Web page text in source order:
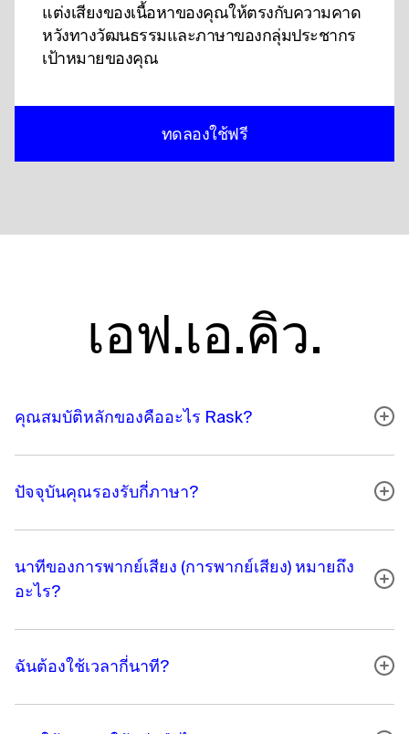
แต่งเสียงของเนื้อหาของคุณให้ตรงกับความคาด
หวังทางวัฒนธรรมและภาษาของกลุ่มประชากร
เป้าหมายของคุณ
ทดลองใช้ฟรี
เอฟ.เอ.คิว.
คุณสมบัติหลักของคืออะไร Rask?
ปัจจุบันคุณรองรับกี่ภาษา?
นาทีของการพากย์เสียง (การพากย์เสียง) หมายถึง
อะไร?
ฉันต้องใช้เวลากี่นาที?